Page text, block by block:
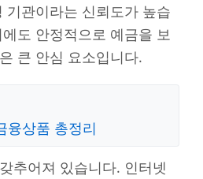
기관이라는 신뢰도가 높습
도 안정적으로 예금을 보
큰 안심 요소입니다.
융상품 총정리
추어져 있습니다. 인터넷